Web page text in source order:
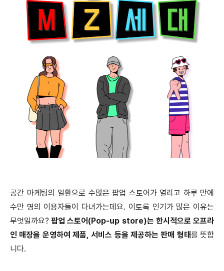
공간 마케팅의 일환으로 수많은 팝업 스토어가 열리고 하루 만에
수만 명의 이용자들이 다녀가는데요. 이토록 인기가 많은 이유는
무엇일까요?팝업 스토어(Pop-up store)는 한시적으로 오프라
인 매장을 운영하여 제품, 서비스 등을 제공하는 판매 형태를 뜻합
니다.